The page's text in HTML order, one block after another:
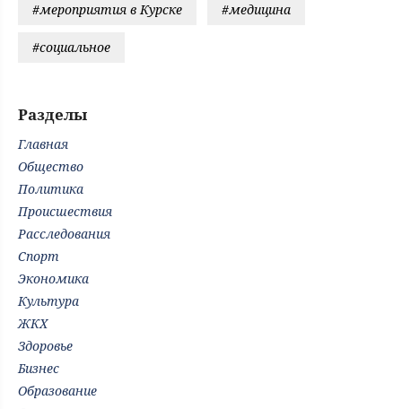
#мероприятия в Курске #медицина
#социальное
Разделы
Главная
Общество
Политика
Происшествия
Расследования
Спорт
Экономика
Культура
ЖКХ
Здоровье
Бизнес
Образование